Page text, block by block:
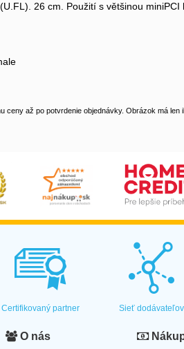
26 cm. Použití s většinou miniPCI
ceny až po potvrdenie objednávky. Obrázok má len
Certifikovaný partner Sieť dodávateľov
O nás